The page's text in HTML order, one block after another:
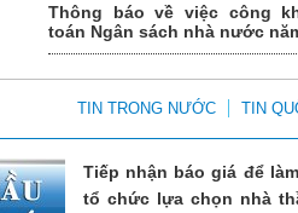
Thông báo về việc công
toán Ngân sách nhà nước
TIN TRONG NƯỚC TIN
Tiếp nhận báo giá để
tổ chức lựa chọn nhà